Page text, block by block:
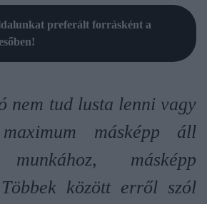
preferált forrásként a
nem tud lusta lenni vagy
maximum másképp áll
másképp
között erről szól